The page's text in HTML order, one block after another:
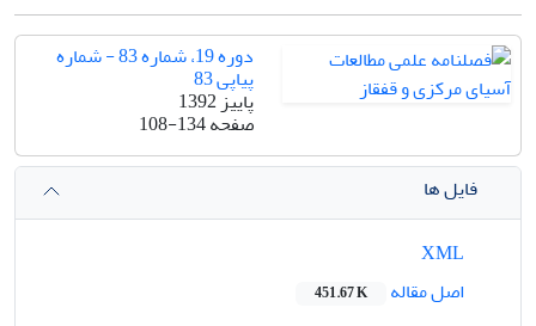
دوره 19، شماره 83 - شماره
پیاپی 83
پاییز 1392
صفحه108-134
فایل ها
اصل مقاله
451.67 K